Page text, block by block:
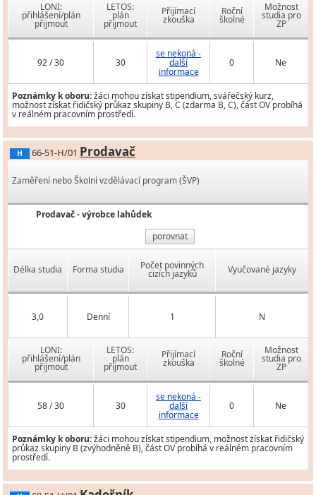
LONI:
přihlášení/plán
přijmout
LETOS:
plán
přijmout
Přijímací
zkouška
Roční
školné
Možnost
studia pro
ZP
92 / 30 30
se nekoná -
další
informace
0 Ne
Poznámky k oboru:žáci mohou získat stipendium, svářečský kurz,
možnost získat řidičský průkaz skupiny B, C (zdarma B, C), část OV probíhá
v reálném pracovním prostředí.
H 66-51-H/01 Prodavač
Zaměření nebo Školní vzdělávací program (ŠVP)
Prodavač - výrobce lahůdek
porovnat
Délka studia Forma studia Počet povinných
cizích jazyků Vyučované jazyky
3,0 Denní 1 N
LONI:
přihlášení/plán
přijmout
LETOS:
plán
přijmout
Přijímací
zkouška
Roční
školné
Možnost
studia pro
ZP
58 / 30 30
se nekoná -
další
informace
0 Ne
Poznámky k oboru:žáci mohou získat stipendium, možnost získat řidičský
průkaz skupiny B (zvýhodněně B), část OV probíhá v reálném pracovním
prostředí.